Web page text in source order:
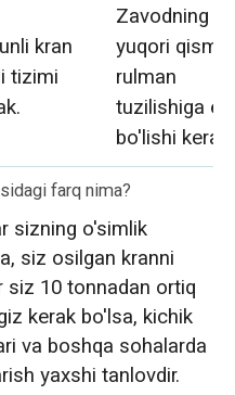
kran
tizimi
Zavodning
yuqori qismi
rulman
tuzilishiga
bo'lishi kerak.
farq nima?
sizning o'simlik
siz osilgan kranni
siz 10 tonnadan ortiq
kerak bo'lsa, kichik
va boshqa sohalarda
yaxshi tanlovdir.